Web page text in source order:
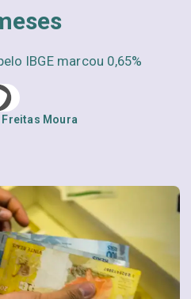
IBGE marcou 0,65%
Moura